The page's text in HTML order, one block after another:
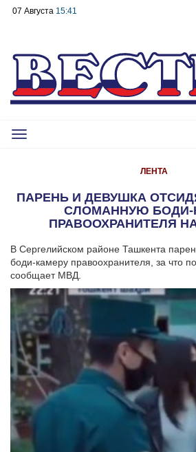
07 Августа 15:41
Toggle
ЛЕНТА
ПАРЕНЬ И ДЕВУШКА
СЛОМАННУЮ БОДИ-
ПРАВООХРАНИТЕЛЯ
В Сергелийском районе Ташкента
боди-камеру правоохранителя, за что
сообщает МВД.